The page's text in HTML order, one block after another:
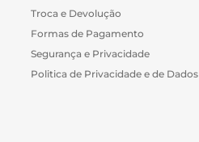
Troca e Devolução
Formas de Pagamento
Segurança e Privacidade
Politica de Privacidade e de Dados